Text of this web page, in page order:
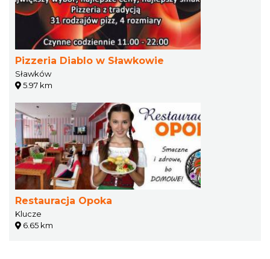
Pizzeria Diablo w Sławkowie
Sławków
5.97 km
Restauracja Opoka
Klucze
6.65 km